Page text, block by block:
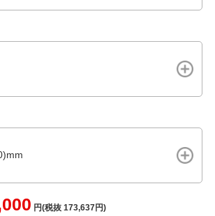
円(税抜 173,637円)